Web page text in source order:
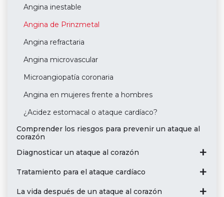
Angina inestable
Angina de Prinzmetal
Angina refractaria
Angina microvascular
Microangiopatía coronaria
Angina en mujeres frente a hombres
¿Acidez estomacal o ataque cardíaco?
Comprender los riesgos para prevenir un ataque al
corazón
Diagnosticar un ataque al corazón
Tratamiento para el ataque cardíaco
La vida después de un ataque al corazón